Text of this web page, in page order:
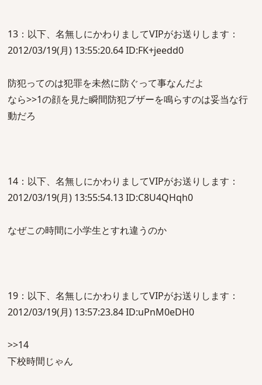
13：以下、名無しにかわりましてVIPがお送りします：
2012/03/19(月) 13:55:20.64 ID:FK+jeedd0
防犯ってのは犯罪を未然に防ぐって事なんだよ
なら>>1の顔を見た瞬間防犯ブザーを鳴らすのは妥当な行
動だろ
14：以下、名無しにかわりましてVIPがお送りします：
2012/03/19(月) 13:55:54.13 ID:C8U4QHqh0
なぜこの時間に小学生とすれ違うのか
19：以下、名無しにかわりましてVIPがお送りします：
2012/03/19(月) 13:57:23.84 ID:uPnM0eDH0
>>14
下校時間じゃん